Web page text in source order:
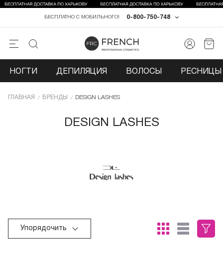
0-800-750-748
БЕСПЛАТНО С МОБИЛЬНОГО!
НОГТИ ДЕПИЛЯЦИЯ ВОЛОСЫ РЕСНИЦЫ
ГЛАВНАЯ БРЕНДЫ DESIGN LASHES
DESIGN LASHES
Упорядочить